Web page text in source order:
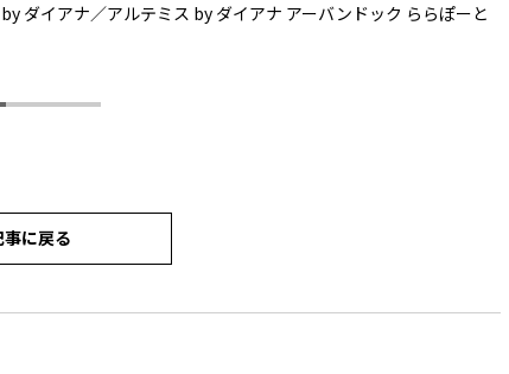
イアナ／アルテミス by ダイアナ アーバンドック ららぽーと
事に戻る